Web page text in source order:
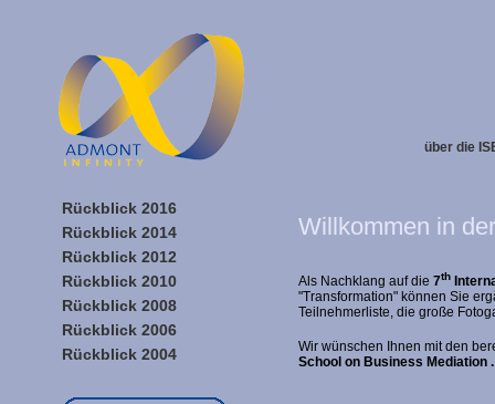
Rückblick 2016
Rückblick 2014
Rückblick 2012
Rückblick 2010
Rückblick 2008
Rückblick 2006
Rückblick 2004
über die
Willkommen in
Als Nachklang auf die 7th
"Transformation" können Sie
Teilnehmerliste, die große
Wir wünschen Ihnen mit den
School on Business Mediation